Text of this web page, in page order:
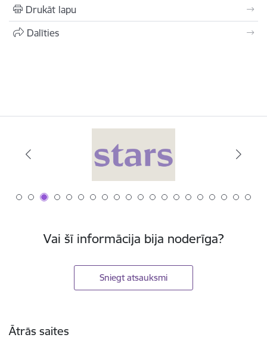
Drukāt lapu
Dalīties
Vai šī informācija bija noderīga?
Sniegt atsauksmi
Ātrās saites